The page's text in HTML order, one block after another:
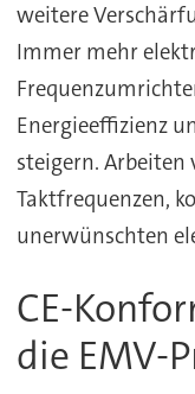
weitere
Immer mehr
Energieeffizienz
steigern. Arbeiten
Taktfrequenzen,
unerwünschten
CE-
die EMV-